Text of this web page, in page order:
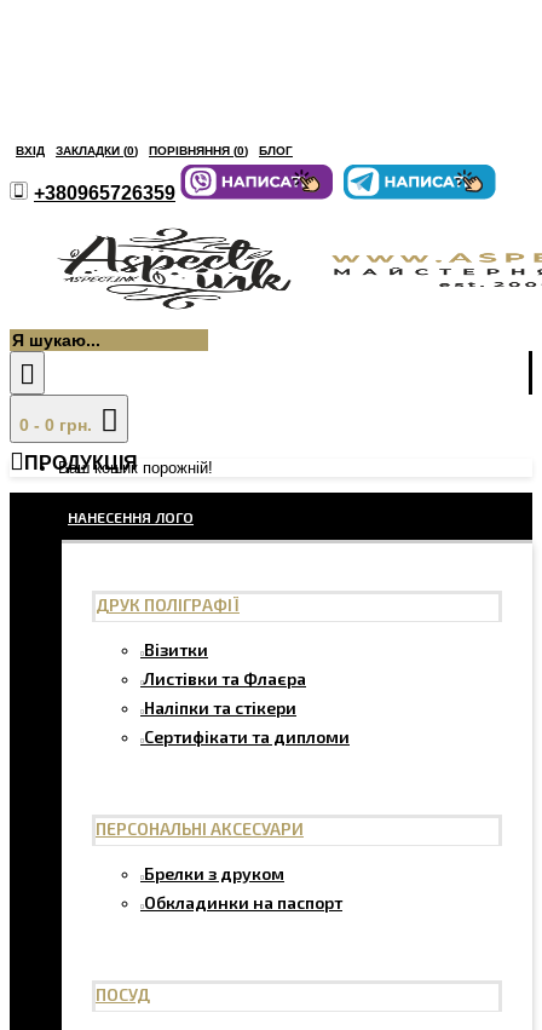
ВХІД ЗАКЛАДКИ (0) ПОРІВНЯННЯ (0) БЛОГ
+380965726359
0 - 0 грн.
Ваш кошик порожній!
ПРОДУКЦІЯ
НАНЕСЕННЯ ЛОГО
ДРУК ПОЛІГРАФІЇ
Візитки
Листівки та Флаєра
Наліпки та стікери
Сертифікати та дипломи
ПЕРСОНАЛЬНІ АКСЕСУАРИ
Брелки з друком
Обкладинки на паспорт
ПОСУД